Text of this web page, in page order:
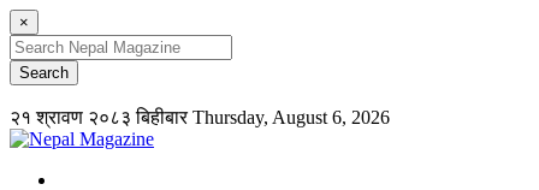
×
२१ श्रावण २०८३ बिहीबारThursday, August 6, 2026